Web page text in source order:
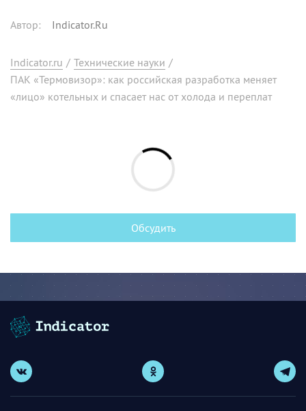
Автор: Indicator.Ru
Indicator.ru / Технические науки /
ПАК «Термовизор»: как российская разработка меняет
«лицо» котельных и спасает нас от холода и переплат
Обсудить